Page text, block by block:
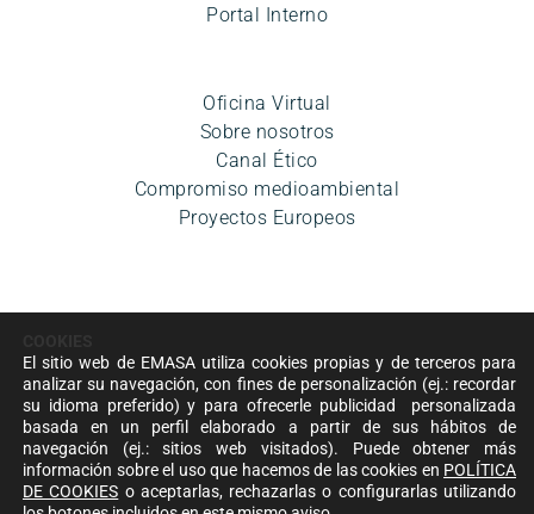
Portal Interno
Oficina Virtual
Sobre nosotros
Canal Ético
Compromiso medioambiental
Proyectos Europeos
Aviso legal|Política de privacidad|Condiciones de uso|
Accesibilidad|Política de cookies| Mapa del sitio|
Política de Seguridad de la información
© Empresa Municipal Aguas de Málaga, S.A. 2024
El sitio web de EMASA utiliza cookies propias y de terceros para
analizar su navegación, con fines de personalización (ej.: recordar
su idioma preferido) y para ofrecerle publicidad personalizada
basada en un perfil elaborado a partir de sus hábitos de
navegación (ej.: sitios web visitados). Puede obtener más
información sobre el uso que hacemos de las cookies en POLÍTICA
DE COOKIES o aceptarlas, rechazarlas o configurarlas utilizando